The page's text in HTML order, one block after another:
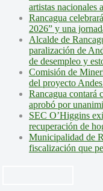
artistas nacionales
Rancagua
2026” y una
Alcalde de
paralización de
de desempleo y
Comisión de
del proyecto
Rancagua contará
aprobó por
SEC O’Higgins
recuperación de
Municipalidad de
fiscalización que